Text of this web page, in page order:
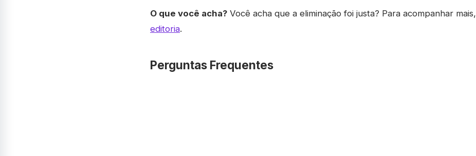
O que você acha? Você acha que a eliminação foi justa? Para acompanhar mais,
editoria.
Perguntas Frequentes